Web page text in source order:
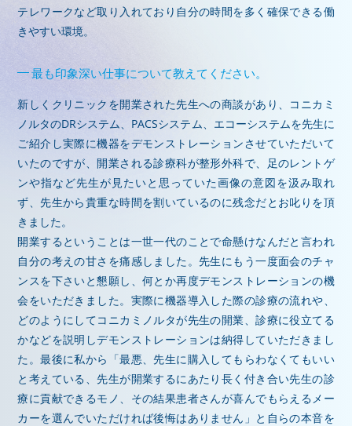
テレワークなど取り入れており自分の時間を多く確保できる働
きやすい環境。
最も印象深い仕事について教えてください。
新しくクリニックを開業された先生への商談があり、コニカミ
ノルタのDRシステム、PACSシステム、エコーシステムを先生に
ご紹介し実際に機器をデモンストレーションさせていただいて
いたのですが、開業される診療科が整形外科で、足のレントゲ
ンや指など先生が見たいと思っていた画像の意図を汲み取れ
ず、先生から貴重な時間を割いているのに残念だとお叱りを頂
きました。
開業するということは一世一代のことで命懸けなんだと言われ
自分の考えの甘さを痛感しました。先生にもう一度面会のチャ
ンスを下さいと懇願し、何とか再度デモンストレーションの機
会をいただきました。実際に機器導入した際の診療の流れや、
どのようにしてコニカミノルタが先生の開業、診療に役立てる
かなどを説明しデモンストレーションは納得していただきまし
た。最後に私から「最悪、先生に購入してもらわなくてもいい
と考えている、先生が開業するにあたり長く付き合い先生の診
療に貢献できるモノ、その結果患者さんが喜んでもらえるメー
カーを選んでいただければ後悔はありません」と自らの本音を